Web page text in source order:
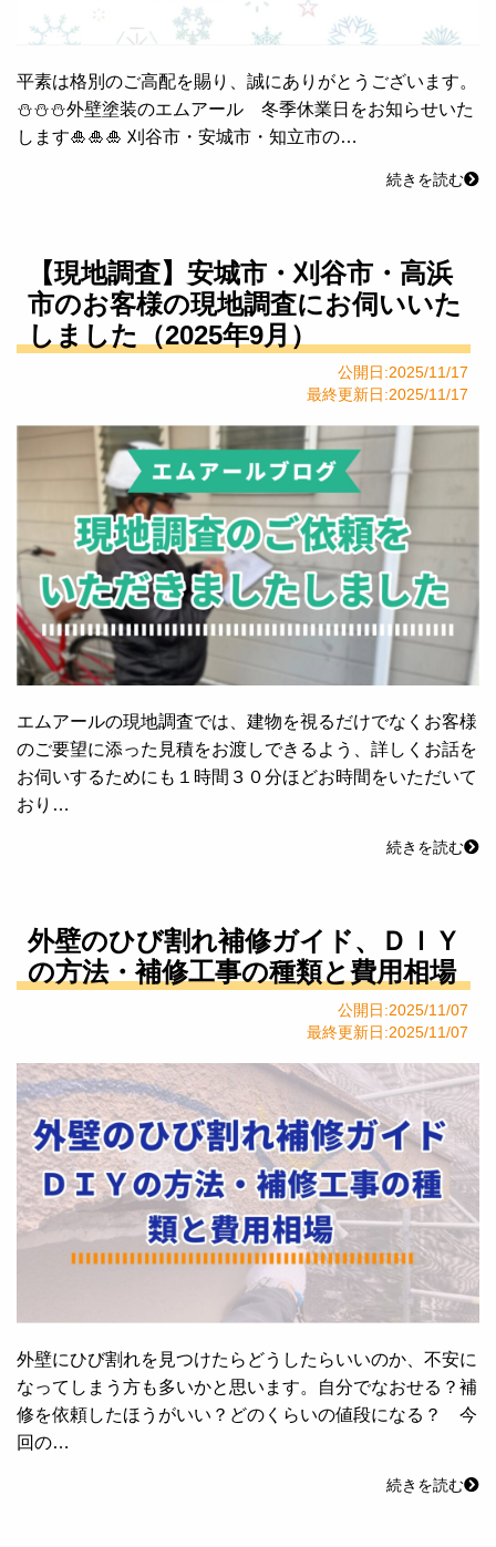
平素は格別のご高配を賜り、誠にありがとうございます。
⛄⛄⛄外壁塗装のエムアール 冬季休業日をお知らせいた
します🎍🎍🎍 刈谷市・安城市・知立市の…
続きを読む
【現地調査】安城市・刈谷市・高浜
市のお客様の現地調査にお伺いいた
しました（2025年9月）
公開日:2025/11/17
最終更新日:2025/11/17
エムアールの現地調査では、建物を視るだけでなくお客様
のご要望に添った見積をお渡しできるよう、詳しくお話を
お伺いするためにも１時間３０分ほどお時間をいただいて
おり…
続きを読む
外壁のひび割れ補修ガイド、ＤＩＹ
の方法・補修工事の種類と費用相場
公開日:2025/11/07
最終更新日:2025/11/07
外壁にひび割れを見つけたらどうしたらいいのか、不安に
なってしまう方も多いかと思います。自分でなおせる？補
修を依頼したほうがいい？どのくらいの値段になる？ 今
回の…
続きを読む